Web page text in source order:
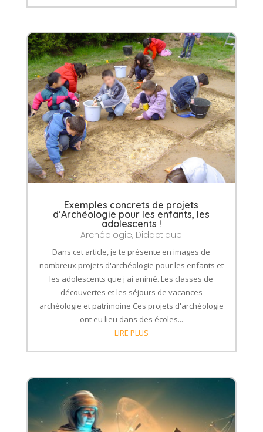
Exemples concrets de projets
d’Archéologie pour les enfants, les
adolescents !
Archéologie, Didactique
Dans cet article, je te présente en images de
nombreux projets d'archéologie pour les enfants et
les adolescents que j'ai animé. Les classes de
découvertes et les séjours de vacances
archéologie et patrimoine Ces projets d'archéologie
ont eu lieu dans des écoles...
LIRE PLUS